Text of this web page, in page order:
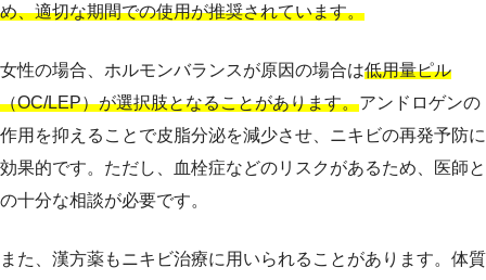
め、適切な期間での使用が推奨されています。
女性の場合、ホルモンバランスが原因の場合は低用量ピル
（OC/LEP）が選択肢となることがあります。アンドロゲンの
作用を抑えることで皮脂分泌を減少させ、ニキビの再発予防に
効果的です。ただし、血栓症などのリスクがあるため、医師と
の十分な相談が必要です。
また、漢方薬もニキビ治療に用いられることがあります。体質